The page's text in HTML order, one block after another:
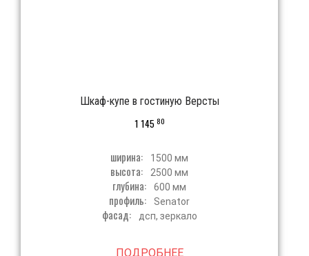
Шкаф-купе в гостиную Версты
1 145 80
ширина: 1500 мм
высота: 2500 мм
глубина: 600 мм
профиль: Senator
фасад: дсп, зеркало
ПОДРОБНЕЕ